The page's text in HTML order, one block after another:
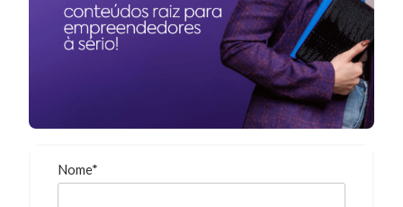
Nome*